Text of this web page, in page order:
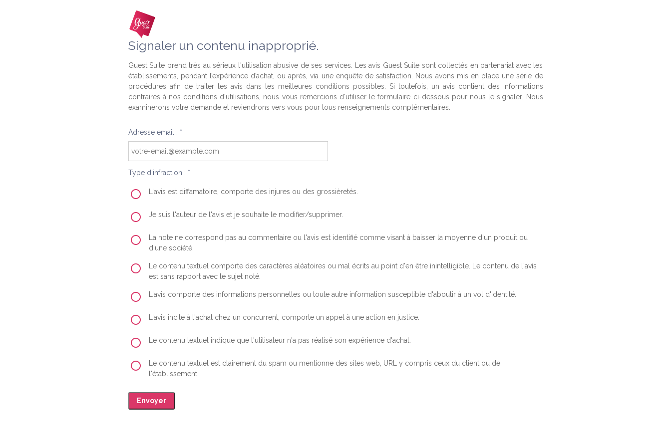
Signaler un contenu inapproprié.
Guest Suite prend très au sérieux l'utilisation abusive de ses services. Les avis Guest Suite sont collectés en partenariat avec les
établissements, pendant l’expérience d’achat, ou après, via une enquête de satisfaction. Nous avons mis en place une série de
procédures afin de traiter les avis dans les meilleures conditions possibles. Si toutefois, un avis contient des informations
contraires à nos conditions d'utilisations, nous vous remercions d'utiliser le formulaire ci-dessous pour nous le signaler. Nous
examinerons votre demande et reviendrons vers vous pour tous renseignements complémentaires.
Adresse email : *
Type d'infraction : *
L'avis est diffamatoire, comporte des injures ou des grossièretés.
Je suis l'auteur de l'avis et je souhaite le modifier/supprimer.
La note ne correspond pas au commentaire ou l'avis est identifié comme visant à baisser la moyenne d'un produit ou
d'une société.
Le contenu textuel comporte des caractères aléatoires ou mal écrits au point d'en être inintelligible. Le contenu de l'avis
est sans rapport avec le sujet noté.
L'avis comporte des informations personnelles ou toute autre information susceptible d'aboutir à un vol d'identité.
L'avis incite à l'achat chez un concurrent, comporte un appel à une action en justice.
Le contenu textuel indique que l'utilisateur n'a pas réalisé son expérience d'achat.
Le contenu textuel est clairement du spam ou mentionne des sites web, URL y compris ceux du client ou de
l'établissement.
Envoyer